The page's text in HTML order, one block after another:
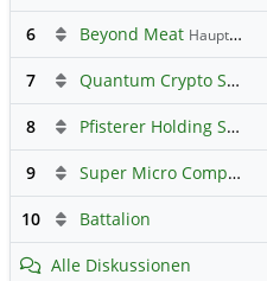
6 Beyond Meat Hauptdiskussion
7 Quantum Crypto Security
8 Pfisterer Holding SE Inhaber-Akt
9 Super Micro Computer
10 Battalion
Alle Diskussionen